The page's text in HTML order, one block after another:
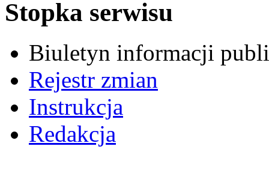
Stopka serwisu
Biuletyn informacji
Rejestr zmian
Instrukcja
Redakcja